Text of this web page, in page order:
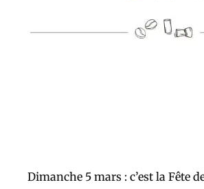
Dimanche 5 mars : c’est la Fête